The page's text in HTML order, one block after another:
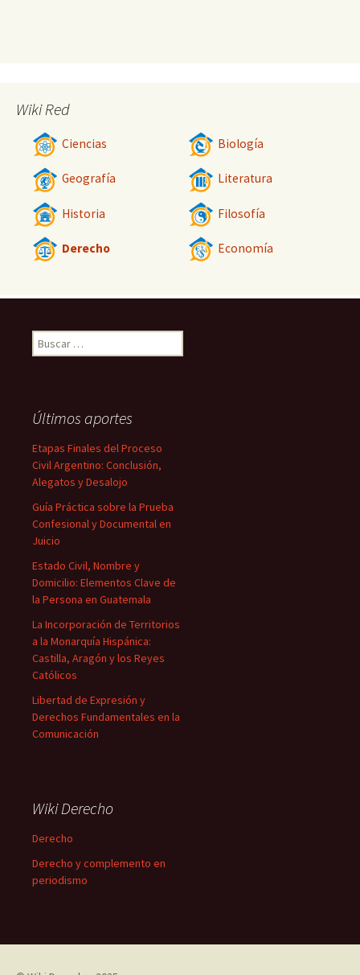
Wiki Red
Ciencias Biología
Geografía Literatura
Historia Filosofía
Derecho Economía
Buscar:
Últimos aportes
Etapas Finales del Proceso
Civil Argentino: Conclusión,
Alegatos y Desalojo
Guía Práctica sobre la Prueba
Confesional y Documental en
Juicio
Estado Civil, Nombre y
Domicilio: Elementos Clave de
la Persona en Guatemala
La Incorporación de Territorios
a la Monarquía Hispánica:
Castilla, Aragón y los Reyes
Católicos
Libertad de Expresión y
Derechos Fundamentales en la
Comunicación
Wiki Derecho
Derecho
Derecho y complemento en
periodismo